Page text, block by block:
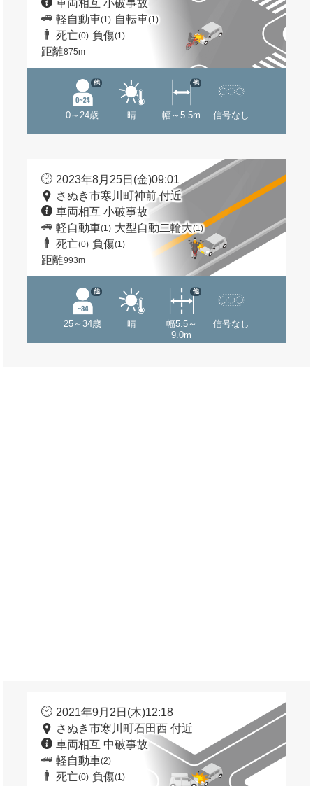
車両相互 小破事故
軽自動車(1) 自転車(1)
死亡(0) 負傷(1)
距離875m
0～24歳
他
晴 幅～5.5m
他
信号なし
2023年8月25日(金)09:01
さぬき市寒川町神前 付近
車両相互 小破事故
軽自動車(1) 大型自動二輪大(1)
死亡(0) 負傷(1)
距離993m
25～34歳
他
晴
幅5.5～
9.0m
他
信号なし
2021年9月2日(木)12:18
さぬき市寒川町石田西 付近
車両相互 中破事故
軽自動車(2)
死亡(0) 負傷(1)